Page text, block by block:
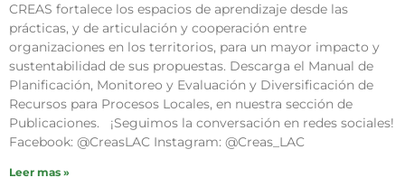
CREAS fortalece los espacios de aprendizaje desde las
prácticas, y de articulación y cooperación entre
organizaciones en los territorios, para un mayor impacto y
sustentabilidad de sus propuestas. Descarga el Manual de
Planificación, Monitoreo y Evaluación y Diversificación de
Recursos para Procesos Locales, en nuestra sección de
Publicaciones. ¡Seguimos la conversación en redes sociales!
Facebook: @CreasLAC Instagram: @Creas_LAC
Leer mas »